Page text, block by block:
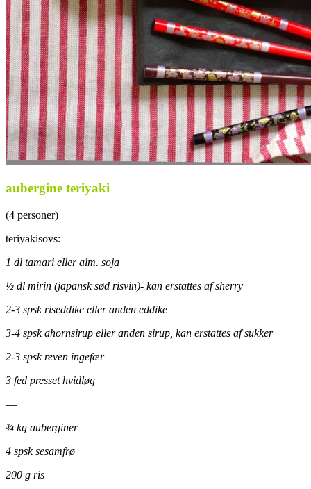
aubergine teriyaki
(4 personer)
teriyakisovs:
1 dl tamari eller alm. soja
½ dl mirin (japansk sød risvin)- kan erstattes af sherry
2-3 spsk riseddike eller anden eddike
3-4 spsk ahornsirup eller anden sirup, kan erstattes af sukker
2-3 spsk reven ingefær
3 fed presset hvidløg
—
¾ kg auberginer
4 spsk sesamfrø
200 g ris